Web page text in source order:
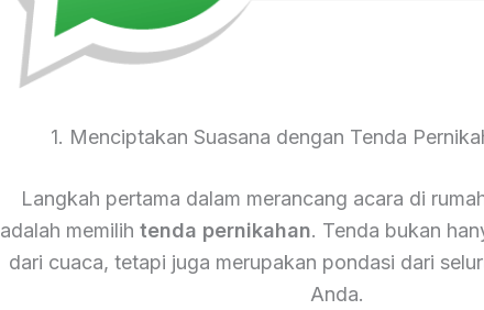
1. Menciptakan Suasana dengan Tenda
Langkah pertama dalam merancang acara di
adalah memilih tenda pernikahan. Tenda bukan
dari cuaca, tetapi juga merupakan pondasi dari
Anda.